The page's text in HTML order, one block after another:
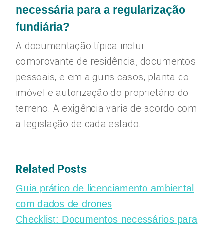
necessária para a regularização
fundiária?
A documentação típica inclui
comprovante de residência, documentos
pessoais, e em alguns casos, planta do
imóvel e autorização do proprietário do
terreno. A exigência varia de acordo com
a legislação de cada estado.
Related Posts
Guia prático de licenciamento ambiental
com dados de drones
Checklist: Documentos necessários para